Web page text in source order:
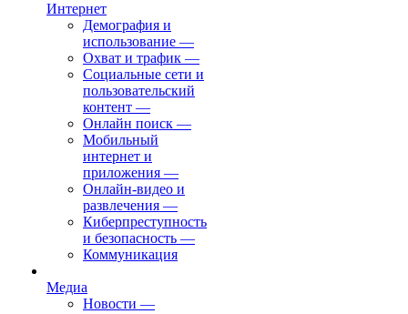
Интернет
Демография и
использование —
Охват и трафик —
Социальные сети и
пользовательский
контент —
Онлайн поиск —
Мобильный
интернет и
приложения —
Онлайн-видео и
развлечения —
Киберпреступность
и безопасность —
Коммуникация
Медиа
Новости —